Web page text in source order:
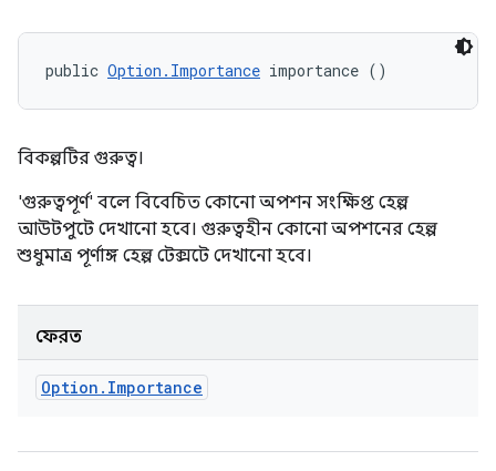
public Option.Importance importance ()
বিকল্পটির গুরুত্ব।
'গুরুত্বপূর্ণ' বলে বিবেচিত কোনো অপশন সংক্ষিপ্ত হেল্প
আউটপুটে দেখানো হবে। গুরুত্বহীন কোনো অপশনের হেল্প
শুধুমাত্র পূর্ণাঙ্গ হেল্প টেক্সটে দেখানো হবে।
ফেরত
Option . Importance